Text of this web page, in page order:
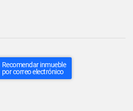
Recomendar inmueble
por correo electrónico